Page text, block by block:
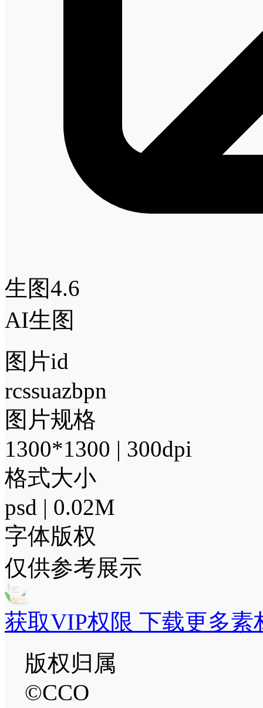
生图4.6
AI生图
图片id
rcssuazbpn
图片规格
1300*1300 | 300dpi
格式大小
psd | 0.02M
字体版权
仅供参考展示
获取VIP权限 下载更多素
版权归属
©CCO